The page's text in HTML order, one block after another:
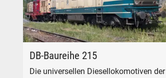
DB-Baureihe 215
Die universellen Diesellokomotiven der